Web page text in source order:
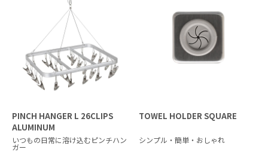
PINCH HANGER L 26CLIPS
ALUMINUM
いつもの日常に溶け込むピンチハン
ガー
TOWEL HOLDER SQUARE
シンプル・簡単・おしゃれ